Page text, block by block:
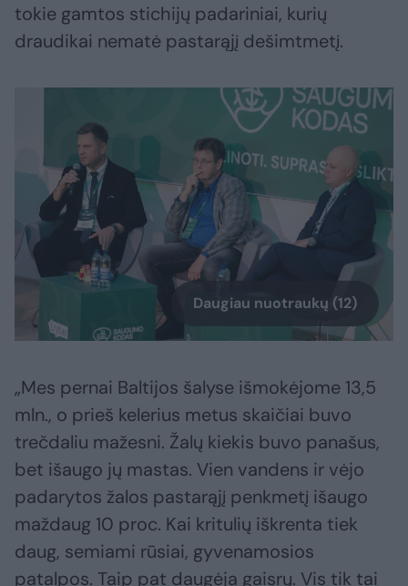
tokie gamtos stichijų padariniai, kurių
draudikai nematė pastarąjį dešimtmetį.
Daugiau nuotraukų (12)
„Mes pernai Baltijos šalyse išmokėjome 13,5
mln., o prieš kelerius metus skaičiai buvo
trečdaliu mažesni. Žalų kiekis buvo panašus,
bet išaugo jų mastas. Vien vandens ir vėjo
padarytos žalos pastarąjį penkmetį išaugo
maždaug 10 proc. Kai kritulių iškrenta tiek
daug, semiami rūsiai, gyvenamosios
patalpos. Taip pat daugėja gaisrų. Vis tik tai